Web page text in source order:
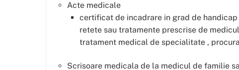
Acte medicale
certificat de incadrare in grad de
retete sau tratamente prescrise de
tratament medical de specialitate ,
Scrisoare medicala de la medicul de familie